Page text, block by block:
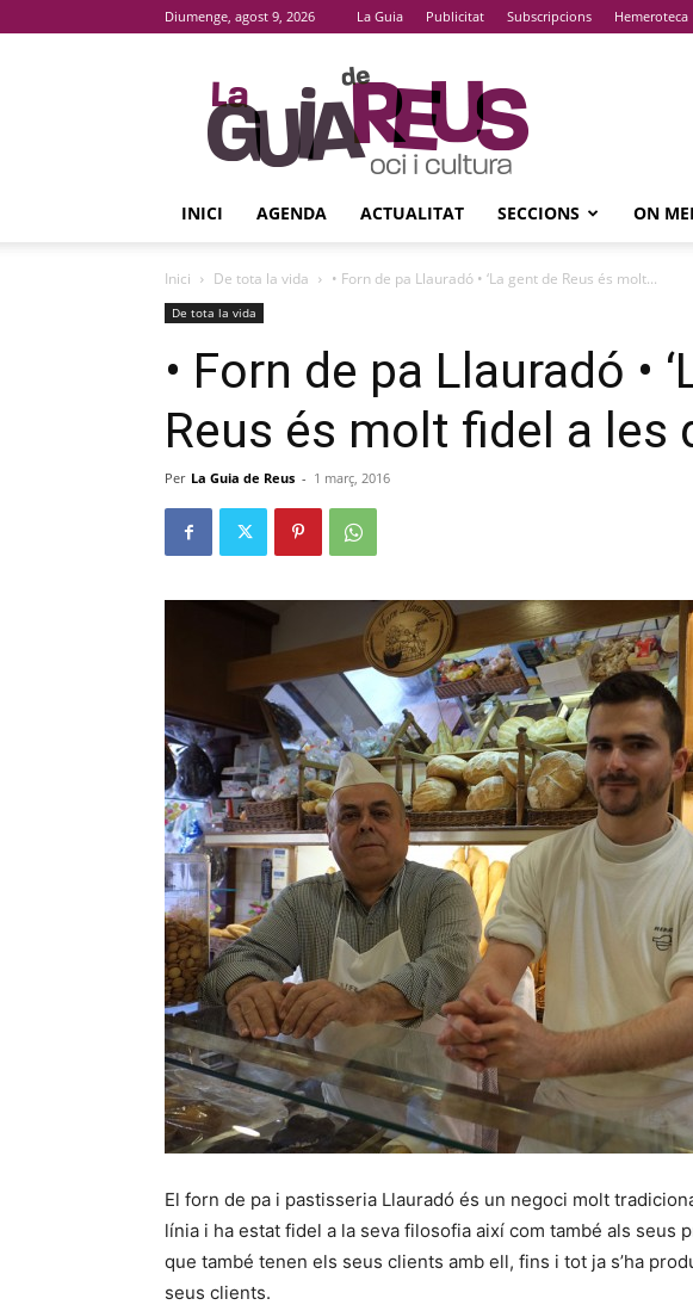
Diumenge, agost 9, 2026 La Guia Publicitat Subscripcions Hemeroteca
La
Guia
De
Reus
INICI AGENDA ACTUALITAT SECCIONS ON
Inici De tota la vida • Forn de pa Llauradó • ‘La gent de Reus és molt...
De tota la vida
• Forn de pa Llauradó •
Reus és molt fidel a les
Per La Guia de Reus - 1 març, 2016
El forn de pa i pastisseria Llauradó és un negoci molt
línia i ha estat fidel a la seva filosofia així com també als seus
que també tenen els seus clients amb ell, fins i tot ja s’ha
seus clients.